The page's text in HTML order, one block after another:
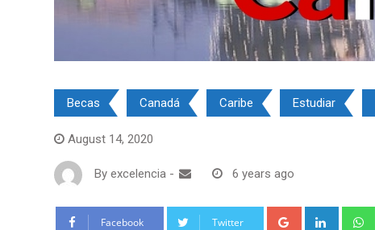
Becas Canadá Caribe Estudiar
August 14, 2020
By excelencia - 6 years ago
Facebook Twitter Google+ LinkedIn